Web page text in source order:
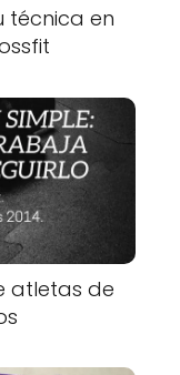
técnica en
atletas de